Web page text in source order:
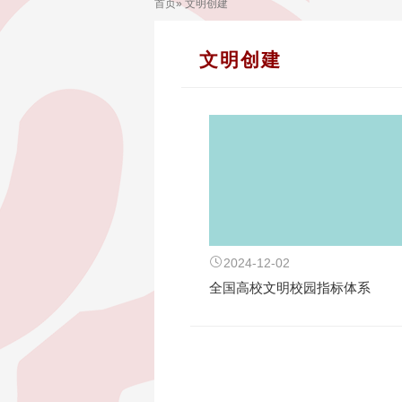
首页» 文明创建
文明创建
2024-12-02
全国高校文明校园指标体系